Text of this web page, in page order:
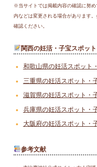
※当サイトでは掲載内容の確認に努
内などは変更される場合があります
確認ください。
関西の妊活・子宝スポット
和歌山県の妊活スポット
三重県の妊活スポット・
滋賀県の妊活スポット・
兵庫県の妊活スポット・
大阪府の妊活スポット・
参考文献